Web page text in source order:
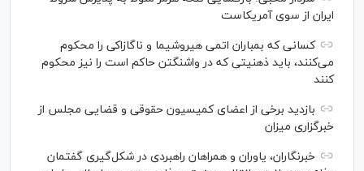
ایران از سوی آمریکاست
کسانی که بمباران اتمی هیروشیما و ناگازاکی را محکوم
می‌کنند، باید ذهنیتی که در واشنگتن حاکم است را نیز محکوم
کنند
بازدید برخی از اعضای کمیسیون حقوقی و قضایی مجلس از
خبرگزاری میزان
خبرنگاران، یاوران و همراهان راهبردی در شکل‌گیری گفتمان